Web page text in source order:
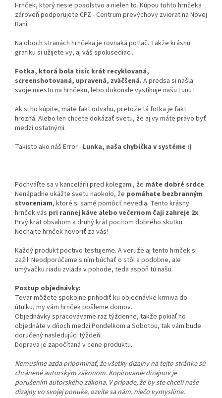
Hrnček, ktorý nesie posolstvo a nielen to. Kúpou tohto hrnčeka
zároveň podporujete CPZ - Centrum prevýchovy zvierat na Novej
Bani.
Na oboch stranách hrnčeka je rovnaká potlač. Takže krásnu
grafiku si užijete vy, aj váš spolusediaci.
Fotka, ktorá bola tisíc krát recyklovaná,
screenshotovaná, upravená, zväčšená. A predsa si našla
svoje miesto na hrnčeku, lebo dokonale vystihuje našu Lunu !
Ak si ho kúpite, máte fakt odvahu, pretože tá fotka je fakt
hrozná. Alebo len chcete dokázať svetu, že aj vy máte právo byť
medzi ostatnými.
Takisto ako náš Error - Lunka, naša chybička v systéme :)
Pochváľte sa v kancelárii pred kolegami, že máte dobré srdce.
Nenápadne ukážte svetu naokolo, že pomáhate bezbranným
stvoreniam, ktoré si samé pomôcť nevedia. Tento krásny
hrnček vás pri rannej káve alebo večernom čaji zahreje 2x.
Prvý krát obsahom a druhý krát pocitom dobrého skutku.
Nechajte hrnček hovoriť za vás!
Každý produkt poctivo testujeme. A veruže aj tento hrnček si
zažil. Neodporúčame s ním búchať o stôl a podobne, ale
umývačku riadu zvláda v pohode, teda aspoň tú našu.
Postup objednávky:
Tovar môžete spokojne prihodiť ku objednávke krmiva do
útulku, my vám hrnček pošleme domov.
Objednávky spracovávame raz týždenne, takže pokiaľ ho
objednáte v dňoch medzi Pondelkom a Sobotou, tak vám bude
doručený nasledujúci týždeň.
Doprava je započítaná v cene produktu.
Nemusíme azda pripomínať, že všetky dizajny na tejto stránke sú
chránené autorským zákonom. Kopírovanie dizajnov je
porušením autorského zákona. V prípade, že by ste chceli naše
dizajny vo svojej ponuke, ozvite sa nám, niečo vymyslíme.